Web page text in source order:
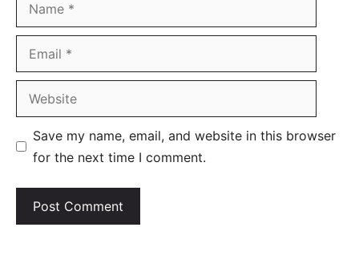
Save my name, email, and website in this browser
for the next time I comment.